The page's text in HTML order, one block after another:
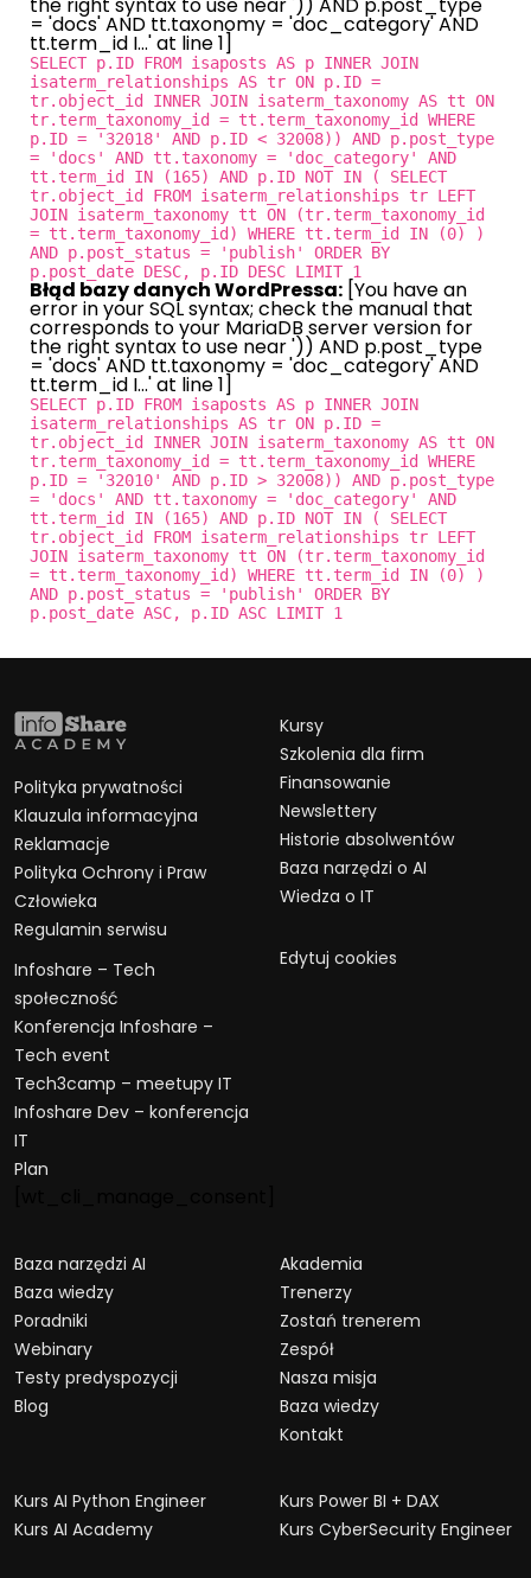
= 'docs' AND tt.taxonomy = 'doc_category' AND
tt.term_id I...' at line 1]
SELECT p.ID FROM isaposts AS p INNER JOIN
isaterm_relationships AS tr ON p.ID =
tr.object_id INNER JOIN isaterm_taxonomy AS tt ON
tr.term_taxonomy_id = tt.term_taxonomy_id WHERE
p.ID = '32018' AND p.ID < 32008)) AND p.post_type
= 'docs' AND tt.taxonomy = 'doc_category' AND
tt.term_id IN (165) AND p.ID NOT IN ( SELECT
tr.object_id FROM isaterm_relationships tr LEFT
JOIN isaterm_taxonomy tt ON (tr.term_taxonomy_id
= tt.term_taxonomy_id) WHERE tt.term_id IN (0) )
AND p.post_status = 'publish' ORDER BY
p.post_date DESC, p.ID DESC LIMIT 1
Błąd bazy danych WordPressa: [You have an
error in your SQL syntax; check the manual that
corresponds to your MariaDB server version for
the right syntax to use near ')) AND p.post_type
= 'docs' AND tt.taxonomy = 'doc_category' AND
tt.term_id I...' at line 1]
SELECT p.ID FROM isaposts AS p INNER JOIN
isaterm_relationships AS tr ON p.ID =
tr.object_id INNER JOIN isaterm_taxonomy AS tt ON
tr.term_taxonomy_id = tt.term_taxonomy_id WHERE
p.ID = '32010' AND p.ID > 32008)) AND p.post_type
= 'docs' AND tt.taxonomy = 'doc_category' AND
tt.term_id IN (165) AND p.ID NOT IN ( SELECT
tr.object_id FROM isaterm_relationships tr LEFT
JOIN isaterm_taxonomy tt ON (tr.term_taxonomy_id
= tt.term_taxonomy_id) WHERE tt.term_id IN (0) )
AND p.post_status = 'publish' ORDER BY
p.post_date ASC, p.ID ASC LIMIT 1
Polityka prywatności
Klauzula informacyjna
Reklamacje
Polityka Ochrony i Praw
Człowieka
Regulamin serwisu
Infoshare – Tech
społeczność
Konferencja Infoshare –
Tech event
Tech3camp – meetupy IT
Infoshare Dev – konferencja
IT
Plan
Kursy
Szkolenia dla firm
Finansowanie
Newslettery
Historie absolwentów
Baza narzędzi o AI
Wiedza o IT
Edytuj cookies
Baza narzędzi AI
Baza wiedzy
Poradniki
Webinary
Testy predyspozycji
Blog
Akademia
Trenerzy
Zostań trenerem
Zespół
Nasza misja
Baza wiedzy
Kontakt
Kurs AI Python Engineer
Kurs AI Academy
Kurs Power BI + DAX
Kurs CyberSecurity Engineer